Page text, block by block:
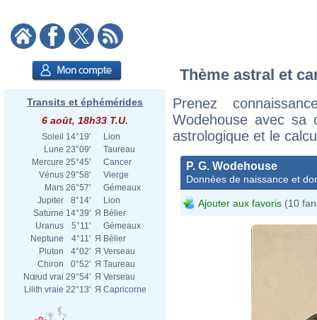
Transits et éphémérides
6 août, 18h33 T.U.
Soleil 14°19'
Lion
Lune 23°09'
Taureau
Mercure 25°45'
Cancer
Vénus 29°58'
Vierge
Mars 26°57'
Gémeaux
Jupiter
8°14'
Lion
Saturne 14°39' Я Bélier
Uranus
5°11'
Gémeaux
Neptune
4°11' Я Bélier
Pluton
4°02' Я Verseau
Chiron
0°52' Я Taureau
Nœud vrai 29°54' Я Verseau
Lilith vraie 22°13' Я Capricorne
Thème astral et
Prenez
Wodehouse avec sa
astrologique et le
P. G. Wodehouse
Données de naissance et
Ajouter aux favoris (10